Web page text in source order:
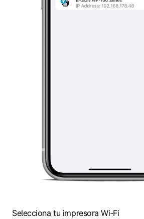
Selecciona tu impresora Wi‑Fi